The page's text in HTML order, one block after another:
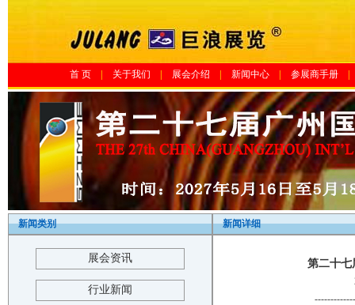
首 页 关于我们 展会介绍 新闻中心 参展商手册|
新闻类别
展会资讯
行业新闻
新闻详细
第二十七